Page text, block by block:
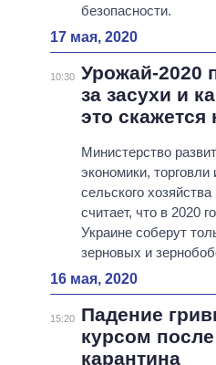
безопасности.
17 мая, 2020
10:30 Урожай-2020
за засухи и
это скажется
Министерство
экономики, торговли
сельского хозяйства
считает, что в 2020
Украине соберут
зерновых и
16 мая, 2020
15:20
Падение
курсом
карантина